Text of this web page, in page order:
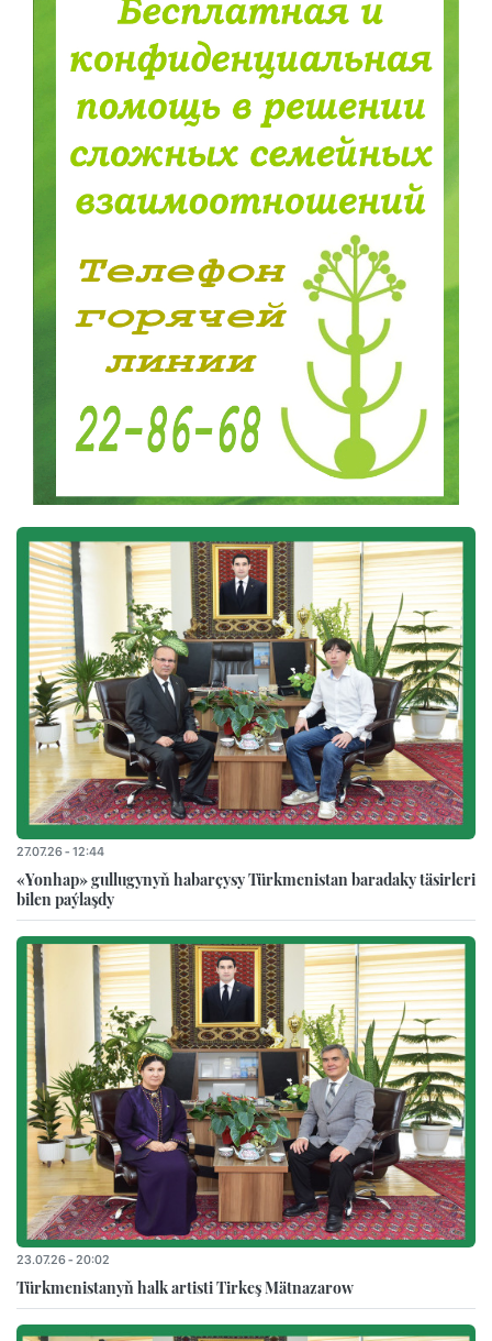
27.07.26 - 12:44
«Yonhap» gullugynyň habarçysy Türkmenistan baradaky täsirleri
bilen paýlaşdy
23.07.26 - 20:02
Türkmenistanyň halk artisti Tirkeş Mätnazarow